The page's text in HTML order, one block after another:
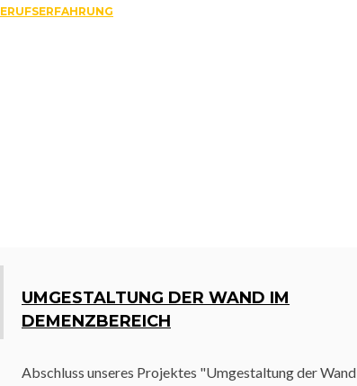
UMGESTALTUNG DER WAND IM
DEMENZBEREICH
Abschluss unseres Projektes "Umgestaltung der Wand